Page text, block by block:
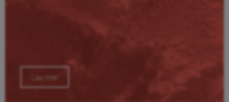
Läs mer